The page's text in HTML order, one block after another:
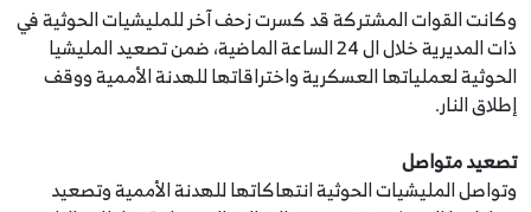
وكانت القوات المشتركة قد كسرت زحف آخر للمليشيات الحوثية في
ذات المديرية خلال ال 24 الساعة الماضية، ضمن تصعيد المليشيا
الحوثية لعملياتها العسكرية واختراقاتها للهدنة الأممية ووقف
إطلاق النار.
تصعيد متواصل
وتواصل المليشيات الحوثية انتهاكاتها للهدنة الأممية وتصعيد